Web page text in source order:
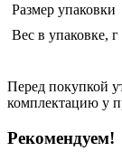
Размер упаковки
Вес в упаковке, г
Перед покупкой
комплектацию у
Рекомендуем!